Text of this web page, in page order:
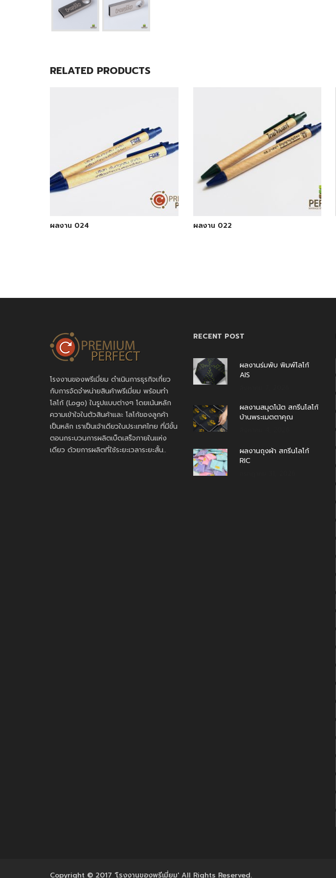
RELATED PRODUCTS
ผลงาน 024 ผลงาน 022
โรงงานของพรีเมี่ยม ดำเนินการธุรกิจเกี่ยว
กับการจัดจำหน่ายสินค้าพรีเมี่ยม พร้อมทำ
โลโก้ (Logo) ในรูปแบบต่างๆ โดยเน้นหลัก
ความเข้าใจในตัวสินค้าและ โลโก้ของลูกค้า
เป็นหลัก เราเป็นเจ้าเดียวในประเทศไทย ที่มีขั้น
ตอนกระบวนการผลิตเบ็ดเสร็จภายในแห่ง
เดียว ด้วยการผลิตที่ใช้ระยะเวลาระยะสั้น..
RECENT POST
ผลงานร่มพับ พิมพ์โลโก้
AIS
ผลงานสมุดโน้ต สกรีนโลโก้
บ้านพระเมตตาคุณ
ผลงานถุงผ้า สกรีนโลโก้
RIC
Copyright © 2017 'โรงงานของพรีเมี่ยม' All Rights Reserved.